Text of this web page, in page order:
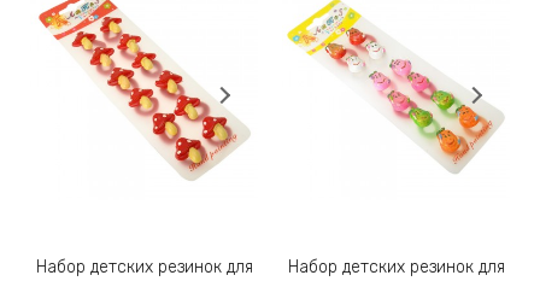
Набор детских резинок для
Набор детских резинок для